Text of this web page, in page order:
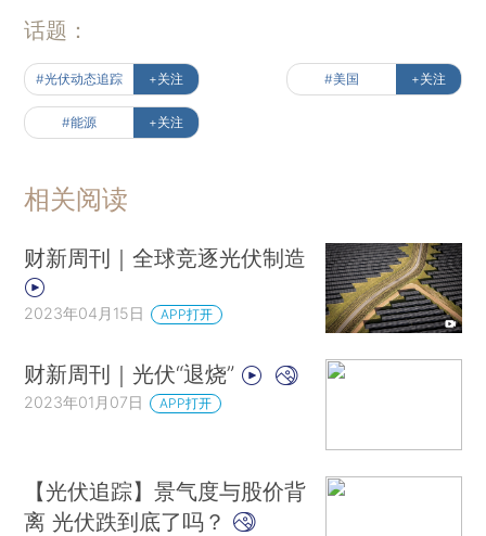
话题：
#光伏动态追踪 +关注 #美国 +关注
#能源 +关注
相关阅读
财新周刊｜全球竞逐光伏制造
2023年04月15日 APP打开
财新周刊｜光伏“退烧”
2023年01月07日 APP打开
【光伏追踪】景气度与股价背
离 光伏跌到底了吗？